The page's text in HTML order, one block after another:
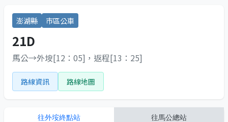
澎湖縣 市區公車
21D
馬公→外垵[12：05]，返程[13：25]
路線資訊 路線地圖
往外垵終點站 往馬公總站